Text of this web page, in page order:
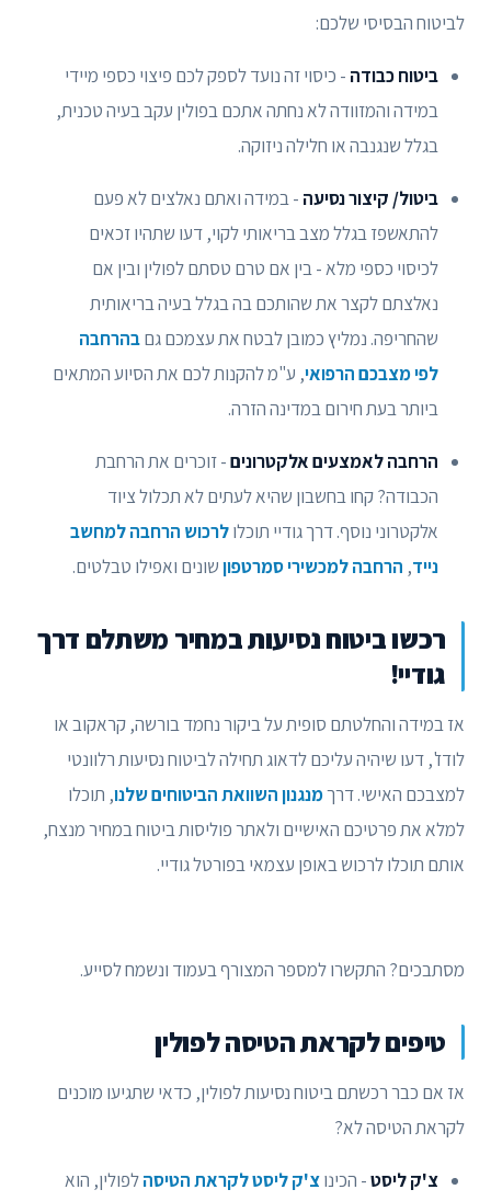
לביטוח הבסיסי שלכם:
ביטוח כבודה - כיסוי זה נועד לספק לכם פיצוי כספי מיידי
במידה והמזוודה לא נחתה אתכם בפולין עקב בעיה טכנית,
בגלל שנגנבה או חלילה ניזוקה.
ביטול/ קיצור נסיעה - במידה ואתם נאלצים לא פעם
להתאשפז בגלל מצב בריאותי לקוי, דעו שתהיו זכאים
לכיסוי כספי מלא - בין אם טרם טסתם לפולין ובין אם
נאלצתם לקצר את שהותכם בה בגלל בעיה בריאותית
שהחריפה. נמליץ כמובן לבטח את עצמכם גםבהרחבה
לפי מצבכם הרפואי, ע"מ להקנות לכם את הסיוע המתאים
ביותר בעת חירום במדינה הזרה.
הרחבה לאמצעים אלקטרונים- זוכרים את הרחבת
הכבודה? קחו בחשבון שהיא לעתים לא תכלול ציוד
אלקטרוני נוסף. דרך גודיי תוכלולרכוש הרחבה למחשב
נייד, הרחבה למכשירי סמרטפוןשונים ואפילו טבלטים.
רכשו ביטוח נסיעות במחיר משתלם דרך
גודיי!
אז במידה והחלטתם סופית על ביקור נחמד בורשה, קראקוב או
לודז', דעו שיהיה עליכם לדאוג תחילה לביטוח נסיעות רלוונטי
למצבכם האישי. דרךמנגנון השוואת הביטוחים שלנו, תוכלו
למלא את פרטיכם האישיים ולאתר פוליסות ביטוח במחיר מנצח,
אותם תוכלו לרכוש באופן עצמאי בפורטל גודיי.
מסתבכים? התקשרו למספר המצורף בעמוד ונשמח לסייע.
טיפים לקראת הטיסה לפולין
אז אם כבר רכשתם ביטוח נסיעות לפולין, כדאי שתגיעו מוכנים
לקראת הטיסה לא?
צ'ק ליסט- הכינוצ'ק ליסט לקראת הטיסהלפולין, הוא